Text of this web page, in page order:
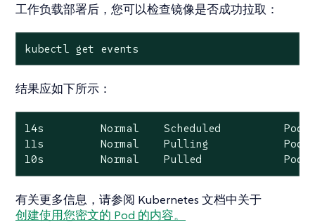
工作负载部署后，您可以检查镜像是否成功拉取：
kubectl get events
结果应如下所示：
14s         Normal    Scheduled          Pod
11s         Normal    Pulling            Pod
10s         Normal    Pulled             Pod
有关更多信息，请参阅 Kubernetes 文档中关于
创建使用您密文的 Pod 的内容。